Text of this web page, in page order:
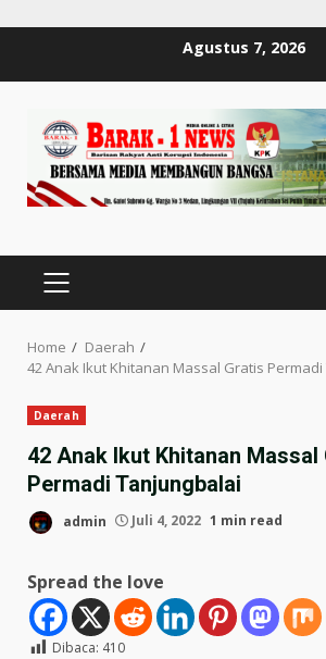
Agustus 7, 2026
PRIMARY
MENU
Home
Daerah
42 Anak Ikut Khitanan Massal Gratis
Daerah
42 Anak Ikut Khitanan Massal
Permadi Tanjungbalai
admin Juli 4, 2022 1 min read
Spread the love
Dibaca: 410